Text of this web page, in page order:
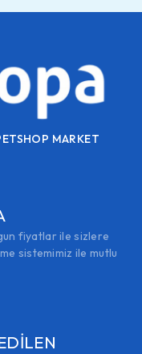
MARKET
fiyatlar ile sizlere
sistemimiz ile mutlu